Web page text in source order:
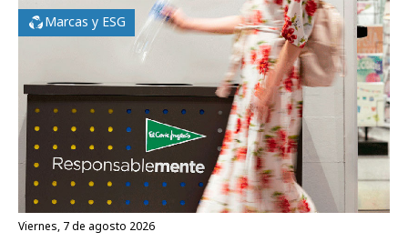
Marcas y ESG
viernes, 7 de agosto 2026